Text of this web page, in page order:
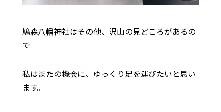
鳩森八幡神社はその他、沢山の見どころがあるの
で
私はまたの機会に、ゆっくり足を運びたいと思い
ます。